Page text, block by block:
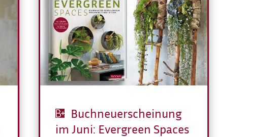
Buchneuerscheinung
im Juni: Evergreen Spaces